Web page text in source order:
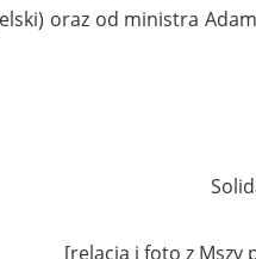
oraz od ministra
[relacja i foto z Mszy